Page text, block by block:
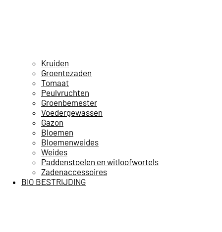
Kruiden
Groentezaden
Tomaat
Peulvruchten
Groenbemester
Voedergewassen
Gazon
Bloemen
Bloemenweides
Weides
Paddenstoelen en witloofwortels
Zadenaccessoires
BIO BESTRIJDING